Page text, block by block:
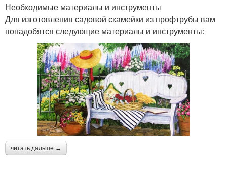
Необходимые материалы и инструменты
Для изготовления садовой скамейки из профтрубы вам
понадобятся следующие материалы и инструменты:
читать дальше →